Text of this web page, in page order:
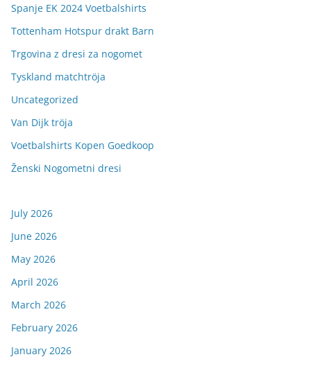
Spanje EK 2024 Voetbalshirts
Tottenham Hotspur drakt Barn
Trgovina z dresi za nogomet
Tyskland matchtröja
Uncategorized
Van Dijk tröja
Voetbalshirts Kopen Goedkoop
Ženski Nogometni dresi
July 2026
June 2026
May 2026
April 2026
March 2026
February 2026
January 2026